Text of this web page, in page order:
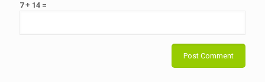
7 + 14 =